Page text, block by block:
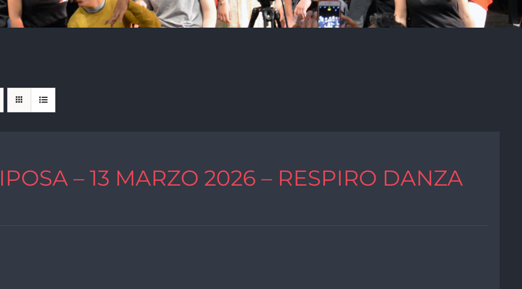
– 13 MARZO 2026 – RESPIRO DANZA